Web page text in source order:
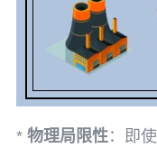
* 物理局限性：即